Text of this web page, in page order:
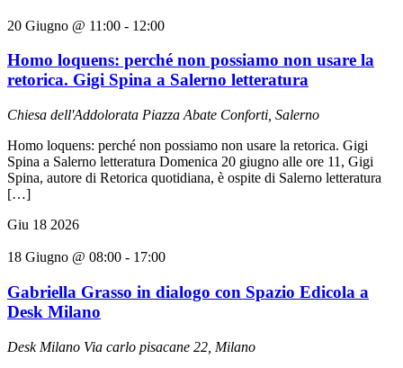
20 Giugno @ 11:00 - 12:00
Homo loquens: perché non possiamo non usare la
retorica. Gigi Spina a Salerno letteratura
Chiesa dell'Addolorata Piazza Abate Conforti, Salerno
Homo loquens: perché non possiamo non usare la retorica. Gigi
Spina a Salerno letteratura Domenica 20 giugno alle ore 11, Gigi
Spina, autore di Retorica quotidiana, è ospite di Salerno letteratura
[…]
Giu 18 2026
18 Giugno @ 08:00 - 17:00
Gabriella Grasso in dialogo con Spazio Edicola a
Desk Milano
Desk Milano Via carlo pisacane 22, Milano